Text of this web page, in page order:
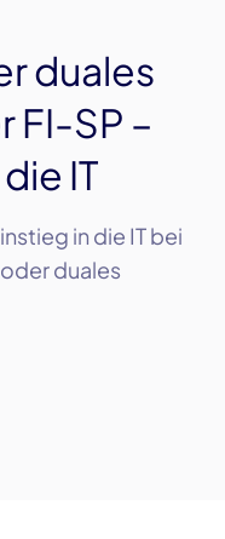
duales
FI-SP –
IT
in die IT bei
duales